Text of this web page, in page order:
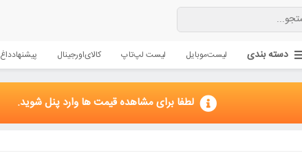
دسته بندی لیستموبایل لیست لپ‌تاپ کالایاورجینال پیشنهادداغ
لطفا برای مشاهده قیمت ها وارد پنل شوید.